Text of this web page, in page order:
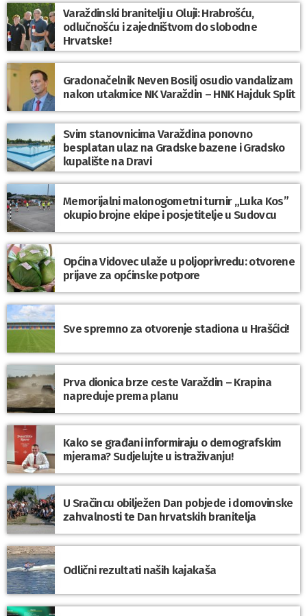
Varaždinski branitelji u Oluji: Hrabrošću,
odlučnošću i zajedništvom do slobodne
Hrvatske!
Gradonačelnik Neven Bosilj osudio vandalizam
nakon utakmice NK Varaždin – HNK Hajduk Split
Svim stanovnicima Varaždina ponovno
besplatan ulaz na Gradske bazene i Gradsko
kupalište na Dravi
Memorijalni malonogometni turnir „Luka Kos”
okupio brojne ekipe i posjetitelje u Sudovcu
Općina Vidovec ulaže u poljoprivredu: otvorene
prijave za općinske potpore
Sve spremno za otvorenje stadiona u Hrašćici!
Prva dionica brze ceste Varaždin – Krapina
napreduje prema planu
Kako se građani informiraju o demografskim
mjerama? Sudjelujte u istraživanju!
U Sračincu obilježen Dan pobjede i domovinske
zahvalnosti te Dan hrvatskih branitelja
Odlični rezultati naših kajakaša